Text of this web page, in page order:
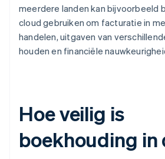
meerdere landen kan bijvoorbeeld
cloud gebruiken om facturatie in
handelen, uitgaven van
houden en financiële
Hoe veilig is
boekhouding in